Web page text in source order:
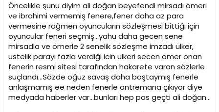
Öncelikle şunu diyim ali doğan beyefendi mirsadı ömeri
ve ibrahimi vermemiş fenere,fener daha az para
vermesine rağmen oyuncuların sözleşmesi bittiği için
oyuncular feneri seçmiş...yahu daha gecen sene
mirsadla ve ömerle 2 senelik sözleşme imzadı ülker,
üstelik parayı fazla verdiği icin ülkeri secen ömer onan
fenerin resmi sitesi tarafından hakarete varan sözlerle
suçlandı...Sözde oğuz savaş daha boştaymış fenerle
anlaşmamış ee neden fenerle antremana çıkıyor diye
medyada haberler var...bunları hep pas geçti ali doğan...